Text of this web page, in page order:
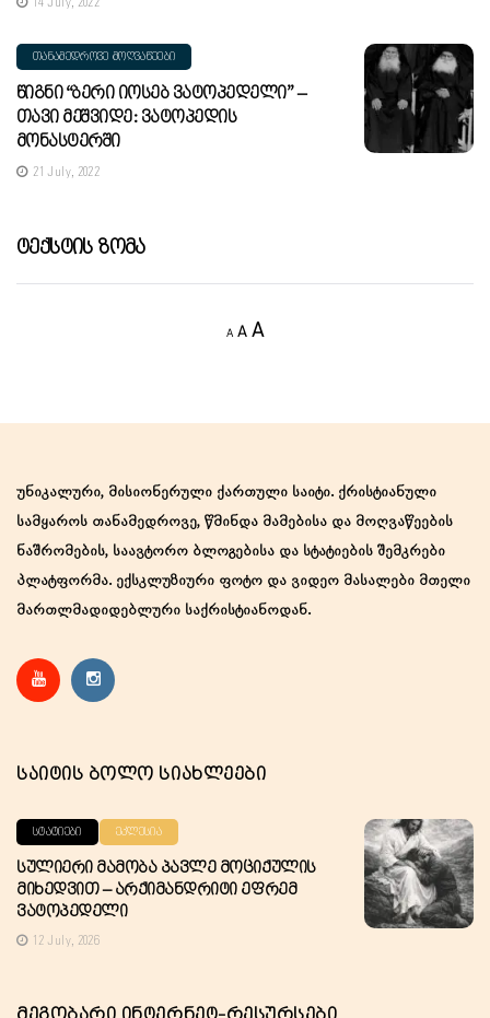
14 July, 2022
ᲗᲐᲜᲐᲛᲔᲓᲠᲝᲕᲔ ᲛᲝᲦᲕᲐᲬᲔᲔᲑᲘ
Წიგნი “ბერი Იოსებ Ვატოპედელი” –
Თავი Მეშვიდე: Ვატოპედის
Მონასტერში
21 July, 2022
Ტექსტის Ზომა
A
Decrease
A Reset
AIncrease
უნიკალური, მისიონერული ქართული საიტი. ქრისტიანული
სამყაროს თანამედროვე, წმინდა მამებისა და მოღვაწეების
ნაშრომების, საავტორო ბლოგებისა და სტატიების შემკრები
პლატფორმა. ექსკლუზიური ფოტო და ვიდეო მასალები მთელი
მართლმადიდებლური საქრისტიანოდან.
Საიტის Ბოლო Სიახლეები
ᲡᲢᲐᲢᲘᲔᲑᲘ ᲔᲙᲚᲔᲡᲘᲐ
Სულიერი Მამობა Პავლე Მოციქულის
Მიხედვით – Არქიმანდრიტი Ეფრემ
Ვატოპედელი
12 July, 2026